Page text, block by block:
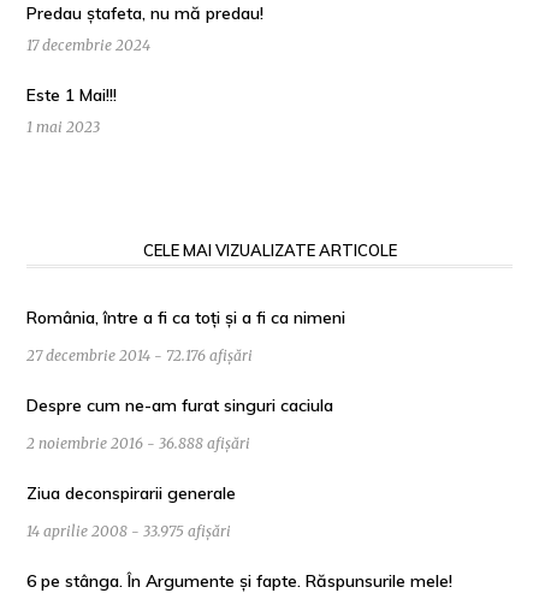
Predau ștafeta, nu mă predau!
17 decembrie 2024
Este 1 Mai!!!
1 mai 2023
CELE MAI VIZUALIZATE ARTICOLE
România, între a fi ca toți și a fi ca nimeni
27 decembrie 2014 - 72.176 afișări
Despre cum ne-am furat singuri caciula
2 noiembrie 2016 - 36.888 afișări
Ziua deconspirarii generale
14 aprilie 2008 - 33.975 afișări
6 pe stânga. În Argumente și fapte. Răspunsurile mele!